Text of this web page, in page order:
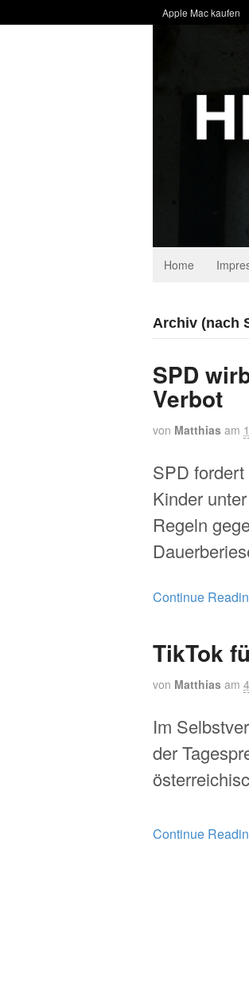
Apple Mac kaufen
Home
Archiv (nach
SPD
Verbot
von Matthias am
SPD
Kinder
Regeln
Continue
TikTok
von Matthias am
Im
der
Continue